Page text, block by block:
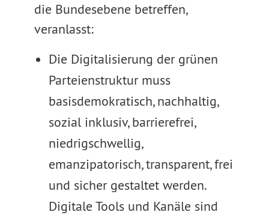
die Bundesebene betreffen,
veranlasst:
Die Digitalisierung der grünen
Parteienstruktur muss
basisdemokratisch, nachhaltig,
sozial inklusiv, barrierefrei,
niedrigschwellig,
emanzipatorisch, transparent, frei
und sicher gestaltet werden.
Digitale Tools und Kanäle sind